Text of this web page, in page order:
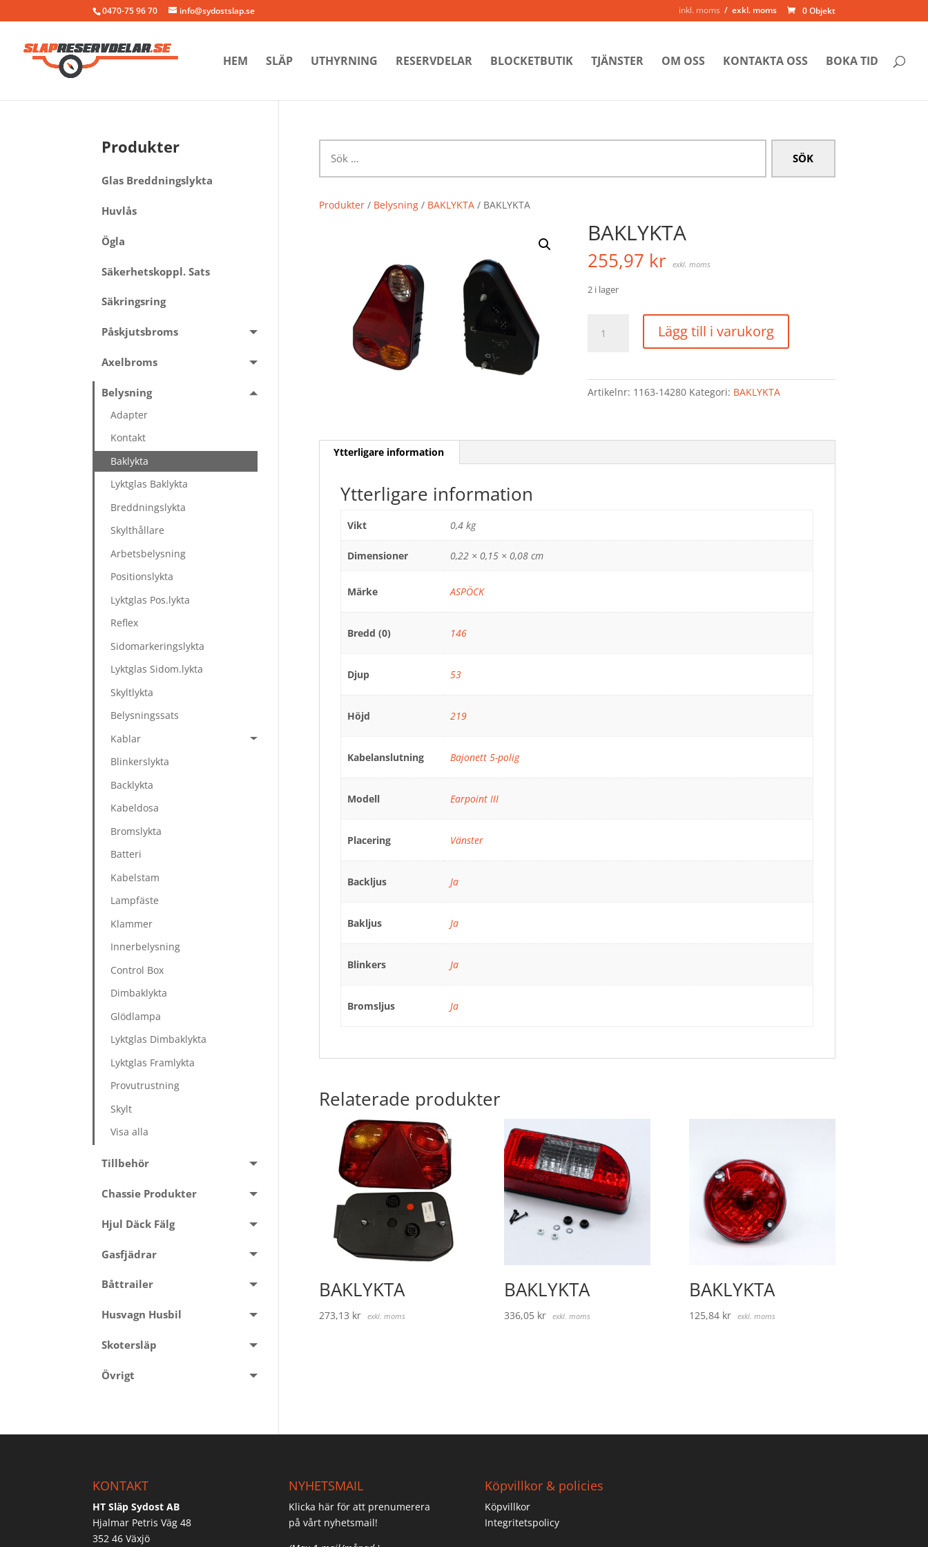
0470-75 96 70 info@sydostslap.se 0 Objekt
inkl. moms exkl. moms
HEM SLÄP UTHYRNING RESERVDELAR BLOCKETBUTIK TJÄNSTER OM OSS KONTAKTA OSS BOKA TID
efter:
Produkter / Belysning / BAKLYKTA / BAKLYKTA
BAKLYKTA
255,97 kr exkl. moms
2 i lager
mängd
Lägg till i varukorg
Artikelnr: 1163-14280 Kategori: BAKLYKTA
Ytterligare information
Ytterligare information
Vikt 0,4 kg
Dimensioner 0,22 × 0,15 × 0,08 cm
Märke ASPÖCK
Bredd (0) 146
Djup 53
Höjd 219
Kabelanslutning Bajonett 5-polig
Modell Earpoint III
Placering Vänster
Backljus Ja
Bakljus Ja
Blinkers Ja
Bromsljus Ja
Relaterade produkter
BAKLYKTA
273,13 kr exkl. moms
BAKLYKTA
336,05 kr exkl. moms
BAKLYKTA
125,84 kr exkl. moms
Produkter
Glas Breddningslykta
Huvlås
Ögla
Säkerhetskoppl. Sats
Säkringsring
Påskjutsbroms
Axelbroms
Belysning
Adapter
Kontakt
Baklykta
Lyktglas Baklykta
Breddningslykta
Skylthållare
Arbetsbelysning
Positionslykta
Lyktglas Pos.lykta
Reflex
Sidomarkeringslykta
Lyktglas Sidom.lykta
Skyltlykta
Belysningssats
Kablar
Blinkerslykta
Backlykta
Kabeldosa
Bromslykta
Batteri
Kabelstam
Lampfäste
Klammer
Innerbelysning
Control Box
Dimbaklykta
Glödlampa
Lyktglas Dimbaklykta
Lyktglas Framlykta
Provutrustning
Skylt
Visa alla
Tillbehör
Chassie Produkter
Hjul Däck Fälg
Gasfjädrar
Båttrailer
Husvagn Husbil
Skotersläp
Övrigt
KONTAKT
HT Släp Sydost AB
Hjalmar Petris Väg 48
352 46 Växjö
NYHETSMAIL
Klicka här för att prenumerera
på vårt nyhetsmail!
Köpvillkor & policies
Köpvillkor
Integritetspolicy